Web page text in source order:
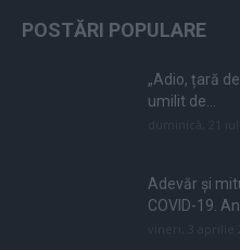
POSTĂRI POPULARE
„Adio, țară
umilit de...
Adevăr și
COVID-19.